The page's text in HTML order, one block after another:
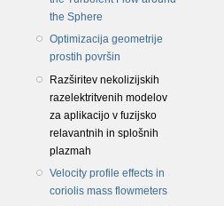
the Sphere
Optimizacija geometrije
prostih površin
Razširitev nekolizijskih
razelektritvenih modelov
za aplikacijo v fuzijsko
relavantnih in splošnih
plazmah
Velocity profile effects in
coriolis mass flowmeters